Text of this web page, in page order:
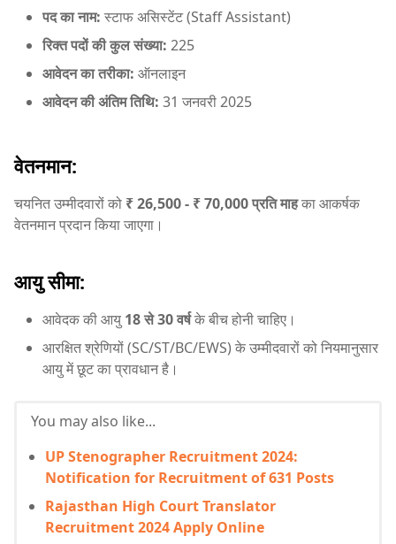
पद का नाम: स्टाफ असिस्टेंट (Staff Assistant)
रिक्त पदों की कुल संख्या: 225
आवेदन का तरीका: ऑनलाइन
आवेदन की अंतिम तिथि: 31 जनवरी 2025
वेतनमान:
चयनित उम्मीदवारों को ₹ 26,500 - ₹ 70,000 प्रति माहका आकर्षक
वेतनमान प्रदान किया जाएगा।
आयु सीमा:
आवेदक की आयु 18 से 30 वर्षके बीच होनी चाहिए।
आरक्षित श्रेणियों (SC/ST/BC/EWS) के उम्मीदवारों को नियमानुसार
आयु में छूट का प्रावधान है।
You may also like...
UP Stenographer Recruitment 2024:
Notification for Recruitment of 631 Posts
Rajasthan High Court Translator
Recruitment 2024 Apply Online